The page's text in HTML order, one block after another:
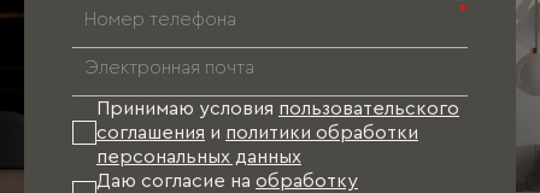
*
Принимаю условия пользовательского
соглашения и политики обработки
персональных данных
Даю согласие на обработку